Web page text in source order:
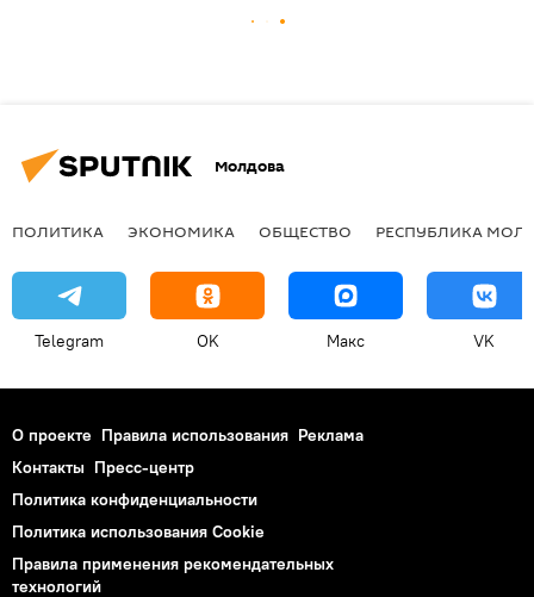
Молдова
ПОЛИТИКА ЭКОНОМИКА ОБЩЕСТВО РЕСПУБЛИКА
Telegram OK Макс VK
О проекте Правила использования Реклама
Контакты Пресс-центр
Политика конфиденциальности
Политика использования Cookie
Правила применения рекомендательных
технологий